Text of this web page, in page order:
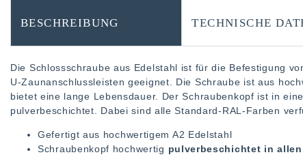
BESCHREIBUNG TECHNISCHE
Die Schlossschraube aus Edelstahl ist für die Befestigung
U-Zaunanschlussleisten geeignet. Die Schraube ist aus
bietet eine lange Lebensdauer. Der Schraubenkopf ist in
pulverbeschichtet. Dabei sind alle Standard-RAL-Farben
Gefertigt aus hochwertigem A2 Edelstahl
Schraubenkopf hochwertig pulverbeschichtet in